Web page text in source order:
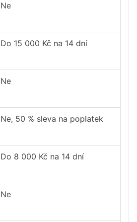
Ne
Do 15 000 Kč na 14 dní
Ne
Ne, 50 % sleva na poplatek
Do 8 000 Kč na 14 dní
Ne